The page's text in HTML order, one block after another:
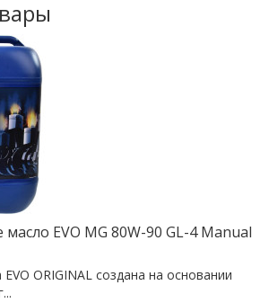
EVO MG 80W-90 GL-4 Manual
ORIGINAL создана на основании